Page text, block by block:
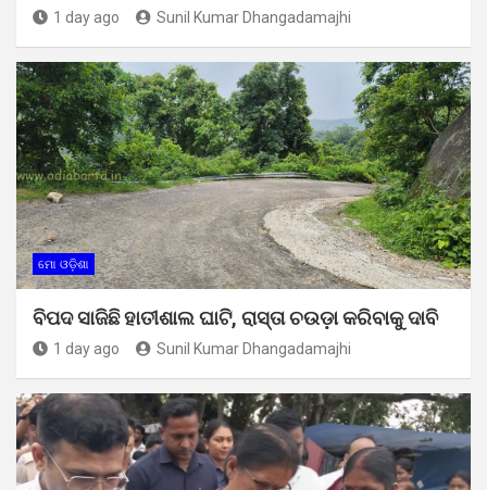
1 day ago Sunil Kumar Dhangadamajhi
ମୋ ଓଡ଼ିଶା
ବିପଦ ସାଜିଛି ହାତୀଶାଲ ଘାଟି, ରାସ୍ତା ଚଉଡ଼ା କରିବାକୁ ଦାବି
1 day ago Sunil Kumar Dhangadamajhi